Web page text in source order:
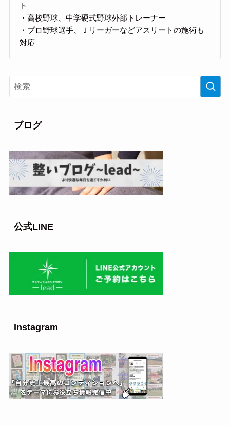
ト
・高校野球、中学硬式野球外部トレーナー
・プロ野球選手、Ｊリーガーなどアスリートの施術も
対応
ブログ
公式LINE
Instagram